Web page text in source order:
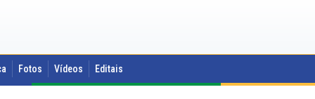
Fotos Vídeos Editais